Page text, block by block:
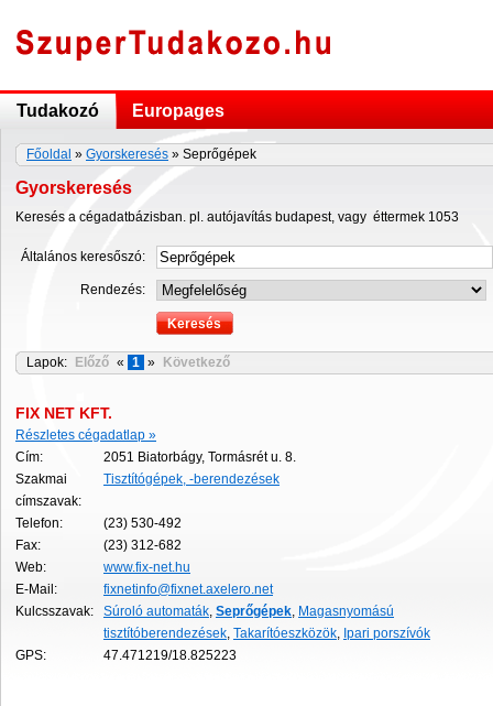
Tudakozó Europages
Főoldal » Gyorskeresés » Seprőgépek
Gyorskeresés
Keresés a cégadatbázisban. pl. autójavítás budapest, vagy éttermek 1053
Általános keresőszó:
Rendezés:
Lapok: Előző « 1 » Következő
FIX NET KFT.
Részletes cégadatlap »
Cím:
2051 Biatorbágy, Tormásrét u. 8.
Szakmai
címszavak:
Tisztítógépek, -berendezések
Telefon:
(23) 530-492
Fax:
(23) 312-682
Web:
www.fix-net.hu
E-Mail:
fixnetinfo@fixnet.axelero.net
Kulcsszavak:
Súroló automaták, Seprőgépek, Magasnyomású
tisztítóberendezések, Takarítóeszközök, Ipari porszívók
GPS:
47.471219/18.825223